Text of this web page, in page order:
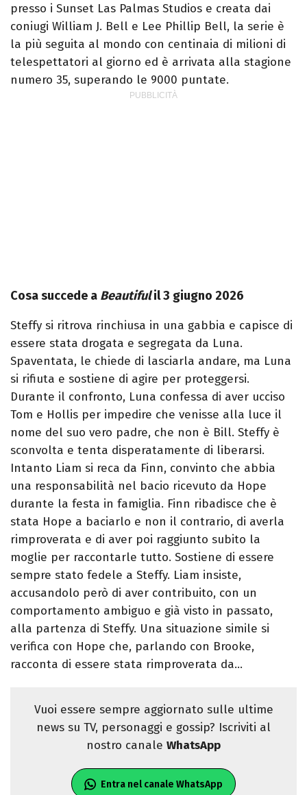
presso i Sunset Las Palmas Studios e creata dai
coniugi William J. Bell e Lee Phillip Bell, la serie è
la più seguita al mondo con centinaia di milioni di
telespettatori al giorno ed è arrivata alla stagione
numero 35, superando le 9000 puntate.
Cosa succede a Beautifulil 3 giugno 2026
Steffy si ritrova rinchiusa in una gabbia e capisce di
essere stata drogata e segregata da Luna.
Spaventata, le chiede di lasciarla andare, ma Luna
si rifiuta e sostiene di agire per proteggersi.
Durante il confronto, Luna confessa di aver ucciso
Tom e Hollis per impedire che venisse alla luce il
nome del suo vero padre, che non è Bill. Steffy è
sconvolta e tenta disperatamente di liberarsi.
Intanto Liam si reca da Finn, convinto che abbia
una responsabilità nel bacio ricevuto da Hope
durante la festa in famiglia. Finn ribadisce che è
stata Hope a baciarlo e non il contrario, di averla
rimproverata e di aver poi raggiunto subito la
moglie per raccontarle tutto. Sostiene di essere
sempre stato fedele a Steffy. Liam insiste,
accusandolo però di aver contribuito, con un
comportamento ambiguo e già visto in passato,
alla partenza di Steffy. Una situazione simile si
verifica con Hope che, parlando con Brooke,
racconta di essere stata rimproverata da…
Vuoi essere sempre aggiornato sulle ultime
news su TV, personaggi e gossip? Iscriviti al
nostro canale WhatsApp
Entra nel canale WhatsApp